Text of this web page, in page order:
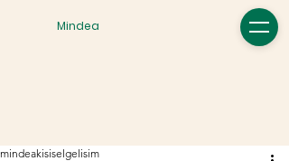
Mindea
mindeakisiselgelisim